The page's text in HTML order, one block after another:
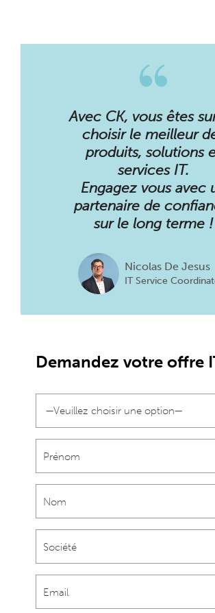
Avec CK, vous êtes
choisir le meilleur
produits, solutions
services IT.
Engagez vous avec
partenaire de
sur le long terme !
Nicolas De Jesus
IT Service
Demandez votre offre